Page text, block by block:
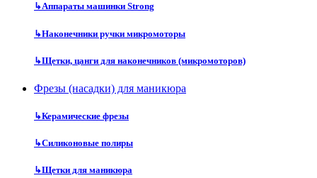
↳Аппараты машинки Strong
↳Наконечники ручки микромоторы
↳Щетки, цанги для наконечников (микромоторов)
Фрезы (насадки) для маникюра
↳Керамические фрезы
↳Силиконовые полиры
↳Щетки для маникюра